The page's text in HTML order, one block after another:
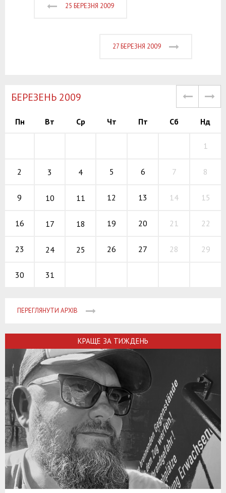
25 БЕРЕЗНЯ 2009
27 БЕРЕЗНЯ 2009
БЕРЕЗЕНЬ 2009
Пн Вт Ср Чт Пт Сб Нд
1
2 3 4 5 6 7 8
9 10 11 12 13 14 15
16 17 18 19 20 21 22
23 24 25 26 27 28 29
30 31
ПЕРЕГЛЯНУТИ АРХІВ
КРАЩЕ ЗА ТИЖДЕНЬ